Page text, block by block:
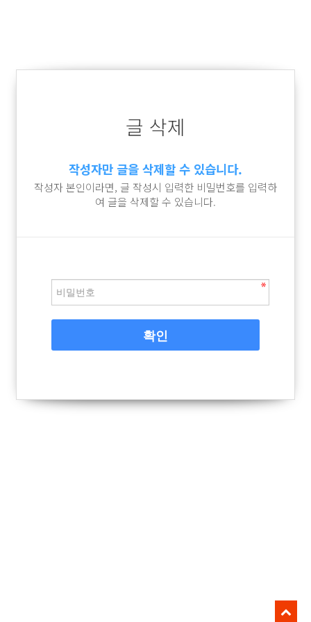
글 삭제
작성자만 글을 삭제할 수 있습니다.
작성자 본인이라면, 글 작성시 입력한 비밀번호를 입력하
여 글을 삭제할 수 있습니다.